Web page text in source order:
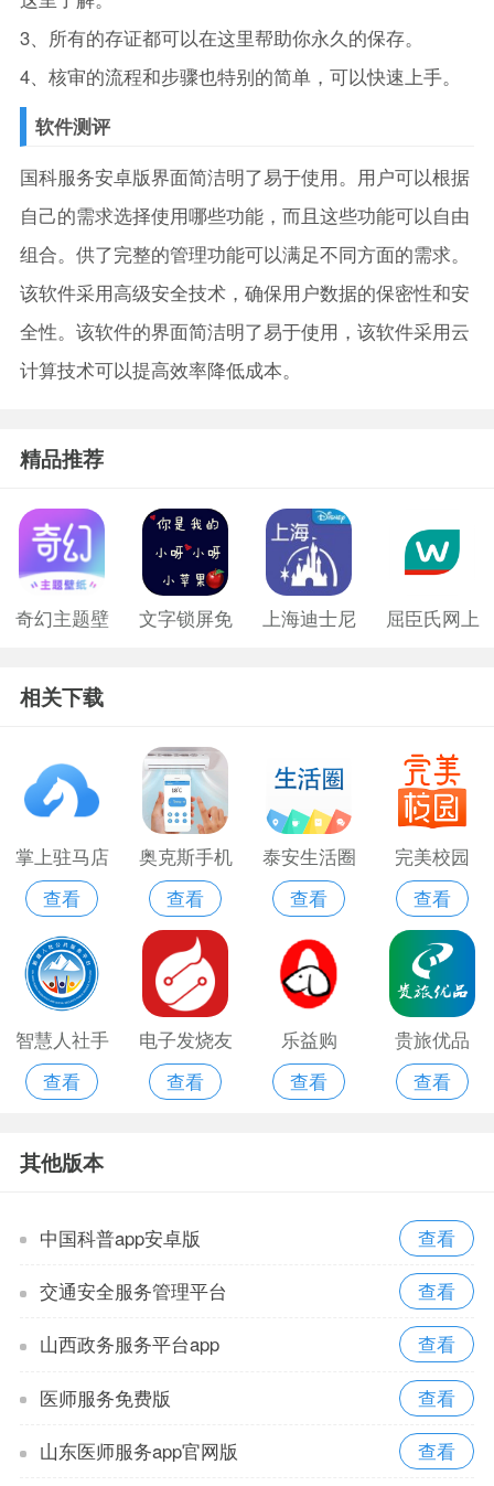
3、所有的存证都可以在这里帮助你永久的保存。
4、核审的流程和步骤也特别的简单，可以快速上手。
软件测评
国科服务安卓版界面简洁明了易于使用。用户可以根据
自己的需求选择使用哪些功能，而且这些功能可以自由
组合。供了完整的管理功能可以满足不同方面的需求。
该软件采用高级安全技术，确保用户数据的保密性和安
全性。该软件的界面简洁明了易于使用，该软件采用云
计算技术可以提高效率降低成本。
精品推荐
奇幻主题壁
文字锁屏免
上海迪士尼
屈臣氏网上
相关下载
掌上驻马店
查看
奥克斯手机
万能空调遥
控app
查看
泰安生活圈
app最新版
查看
完美校园
查看
智慧人社手
机版
查看
电子发烧友
ios版
查看
乐益购
查看
贵旅优品
appios版
查看
其他版本
中国科普app安卓版
交通安全服务管理平台
山西政务服务平台app
医师服务免费版
山东医师服务app官网版